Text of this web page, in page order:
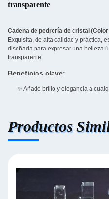
transparente
Cadena de pedrería de cristal
Exquisita, de alta calidad y práctica,
diseñada para expresar una belleza
transparente.
Beneficios clave:
✨ Añade brillo y elegancia a
Productos